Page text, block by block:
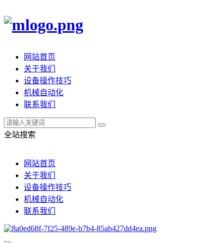
网站首页
关于我们
设备操作技巧
机械自动化
联系我们
全站搜索
网站首页
关于我们
设备操作技巧
机械自动化
联系我们